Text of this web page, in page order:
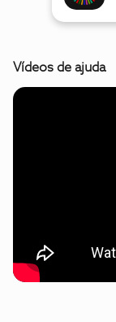
Vídeos de ajuda